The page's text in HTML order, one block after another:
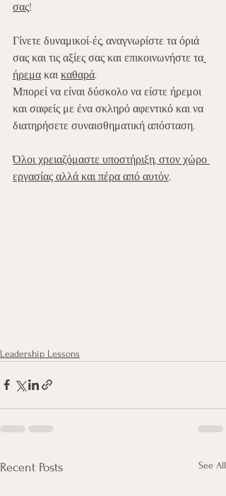
σας!
Γίνετε δυναμικοί-ές, αναγνωρίστε τα όριά
σας και τις αξίες σας και επικοινωνήστε τα
ήρεμα και καθαρά.
Μπορεί να είναι δύσκολο να είστε ήρεμοι
και σαφείς με ένα σκληρό αφεντικό και να
διατηρήσετε συναισθηματική απόσταση.
Όλοι χρειαζόμαστε υποστήριξη, στον χώρο
εργασίας αλλά και πέρα από αυτόν.
Leadership Lessons
Recent Posts See All